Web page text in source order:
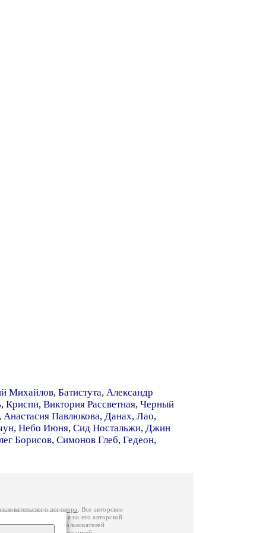
Михайлов, Батистута, Александр
, Криспи, Виктория Рассветная, Черный
, Анастасия Павлюкова, Данах, Лао,
, Небо Июня, Сид Ностальжи, Джин
Борисов, Симонов Глеб, Гедеон,
договора
. Все авторские
вы можете обратиться на его авторской
Федерации. Данные пользователей